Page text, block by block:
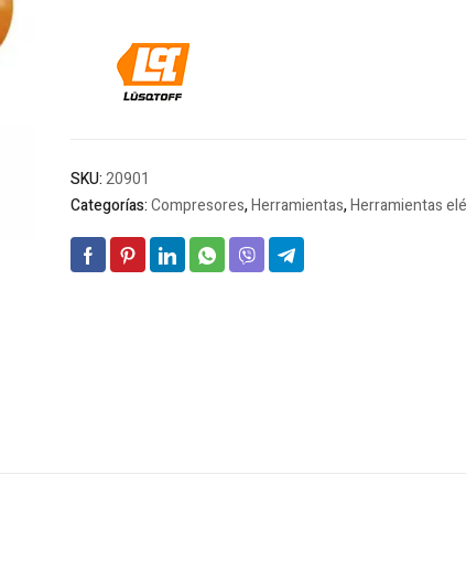
SKU:20901
Categorías:Compresores,Herramientas,Herramientas